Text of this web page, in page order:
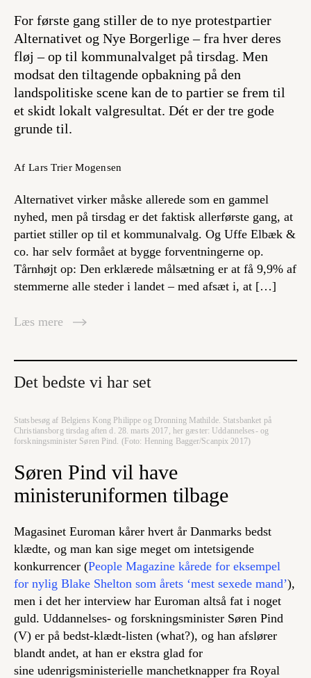
For første gang stiller de to nye protestpartier
Alternativet og Nye Borgerlige – fra hver deres
fløj – op til kommunalvalget på tirsdag. Men
modsat den tiltagende opbakning på den
landspolitiske scene kan de to partier se frem til
et skidt lokalt valgresultat. Dét er der tre gode
grunde til.
Af Lars Trier Mogensen
Alternativet virker måske allerede som en gammel
nyhed, men på tirsdag er det faktisk allerførste gang, at
partiet stiller op til et kommunalvalg. Og Uffe Elbæk &
co. har selv formået at bygge forventningerne op.
Tårnhøjt op: Den erklærede målsætning er at få 9,9% af
stemmerne alle steder i landet – med afsæt i, at […]
Læs mere
Det bedste vi har set
Statsbesøg af Belgiens Kong Philippe og Dronning Mathilde. Statsbanket på
Christiansborg tirsdag aften d. 28. marts 2017, her gæster: Uddannelses- og
forskningsminister Søren Pind. (Foto: Henning Bagger/Scanpix 2017)
Søren Pind vil have
ministeruniformen tilbage
Magasinet Euroman kårer hvert år Danmarks bedst
klædte, og man kan sige meget om intetsigende
konkurrencer (People Magazine kårede for eksempel
for nylig Blake Shelton som årets ‘mest sexede mand’),
men i det her interview har Euroman altså fat i noget
guld. Uddannelses- og forskningsminister Søren Pind
(V) er på bedst-klædt-listen (what?), og han afslører
blandt andet, at han er ekstra glad for
sine udenrigsministerielle manchetknapper fra Royal